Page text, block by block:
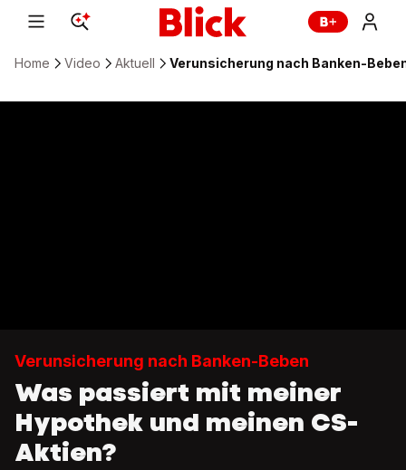
Home Video Aktuell Verunsicherung nach Banken-
Verunsicherung nach Banken-Beben
Was passiert mit meiner
Hypothek und meinen CS-
Aktien?